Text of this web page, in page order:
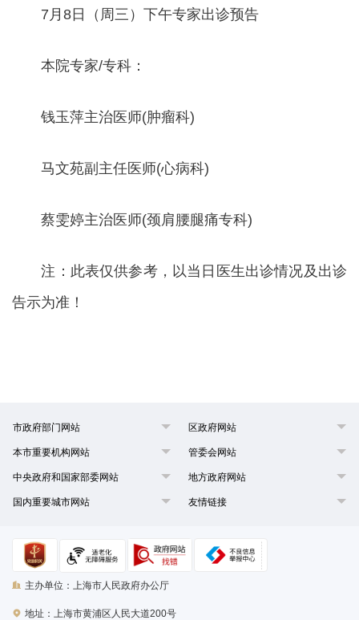
7月8日（周三）下午专家出诊预告
本院专家/专科：
钱玉萍主治医师(肿瘤科)
马文苑副主任医师(心病科)
蔡雯婷主治医师(颈肩腰腿痛专科)
注：此表仅供参考，以当日医生出诊情况及出诊
告示为准！
市政府部门网站 区政府网站
本市重要机构网站 管委会网站
中央政府和国家部委网站 地方政府网站
国内重要城市网站 友情链接
主办单位：上海市人民政府办公厅
地址：上海市黄浦区人民大道200号